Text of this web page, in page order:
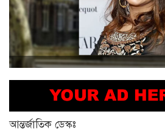
আন্তর্জাতিক ডেস্কঃ